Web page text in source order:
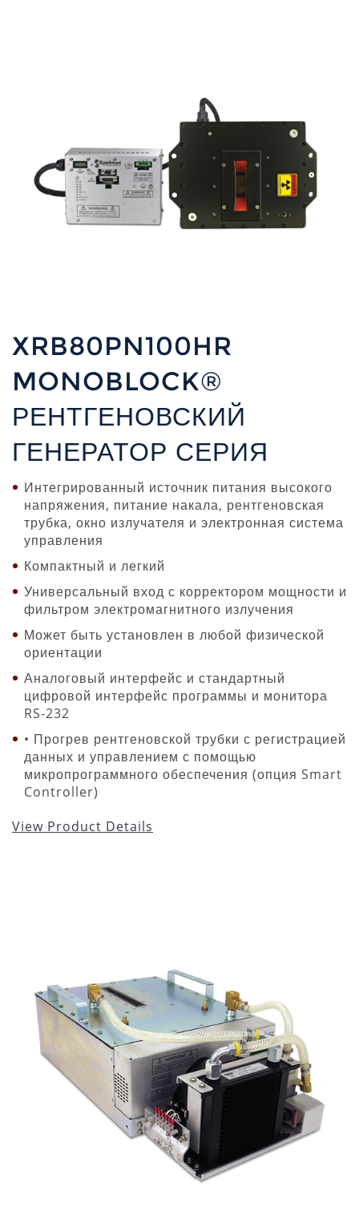
XRB80PN100HR
MONOBLOCK®
РЕНТГЕНОВСКИЙ
ГЕНЕРАТОР СЕРИЯ
Интегрированный источник питания высокого
напряжения, питание накала, рентгеновская
трубка, окно излучателя и электронная система
управления
Компактный и легкий
Универсальный вход с корректором мощности и
фильтром электромагнитного излучения
Может быть установлен в любой физической
ориентации
Аналоговый интерфейс и стандартный
цифровой интерфейс программы и монитора
RS-232
• Прогрев рентгеновской трубки с регистрацией
данных и управлением с помощью
микропрограммного обеспечения (опция Smart
Controller)
View Product Details